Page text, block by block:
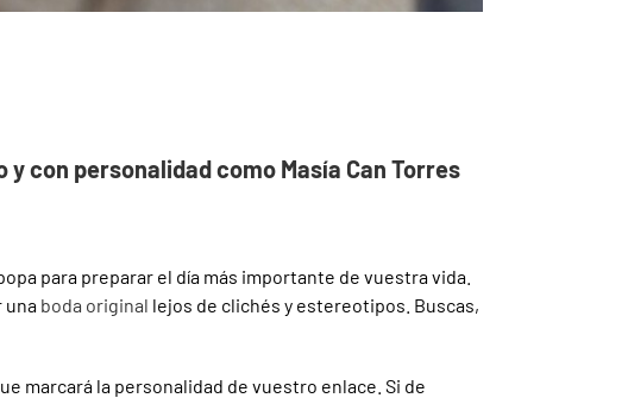
con personalidad como Masía Can Torres
para preparar el día más importante de vuestra vida.
una boda original lejos de clichés y estereotipos. Buscas,
marcará la personalidad de vuestro enlace. Si de